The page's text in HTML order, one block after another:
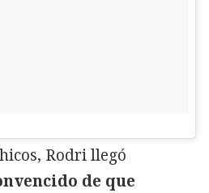
Rodri llegó
de que